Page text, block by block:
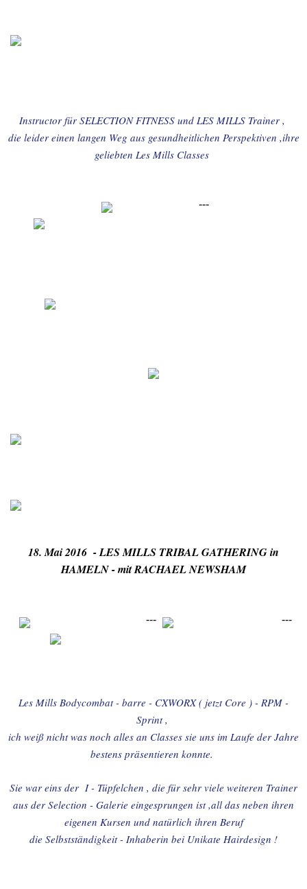
Instructor für SELECTION FITNESS und LES MILLS Trainer ,
die leider einen langen Weg aus gesundheitlichen Perspektiven ,ihre
geliebten Les Mills Classes
---
18. Mai 2016 - LES MILLS TRIBAL GATHERING in
HAMELN - mit RACHAEL NEWSHAM
--- ---
Les Mills Bodycombat - barre - CXWORX ( jetzt Core ) - RPM -
Sprint ,
ich weiß nicht was noch alles an Classes sie uns im Laufe der Jahre
bestens präsentieren konnte.
Sie war eins der I - Tüpfelchen , die für sehr viele weiteren Trainer
aus der Selection - Galerie eingesprungen ist ,all das neben ihren
eigenen Kursen und natürlich ihren Beruf
die Selbstständigkeit - Inhaberin bei Unikate Hairdesign !